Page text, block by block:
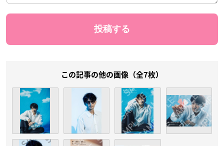
この記事の他の画像（全7枚）